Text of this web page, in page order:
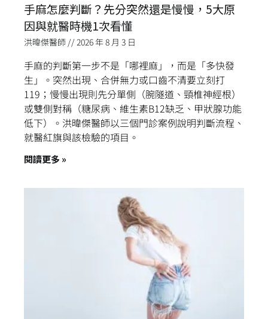
手麻怎麼判斷？先分突然還是慢慢，5大原
因與就醫時機1次看懂
洪暐傑醫師 2026 年 8 月 3 日
手麻的判斷第一步不是「哪裡麻」，而是「多快發
生」。突然出現、合併無力或口齒不清要立刻打
119；慢慢出現則先分單側（腕隧道、頸椎神經根）
或雙側對稱（糖尿病、維生素B12缺乏、甲狀腺功能
低下）。洪暐傑醫師以三個門診案例說明判斷流程、
就醫紅旗與該檢驗的項目。
閱讀更多 »